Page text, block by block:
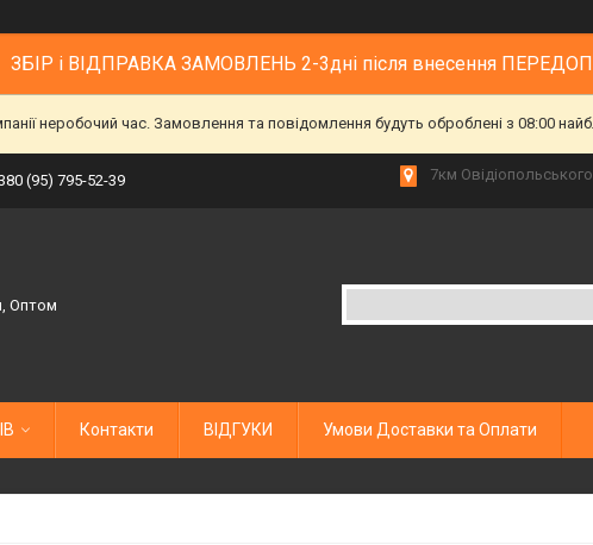
ЗБІР і ВІДПРАВКА ЗАМОВЛЕНЬ 2-3дні після внесення
неробочий час. Замовлення та повідомлення будуть оброблені з 08:00
(95) 795-52-39 7км
Оптом
Контакти ВІДГУКИ Умови Доставки та Оплати